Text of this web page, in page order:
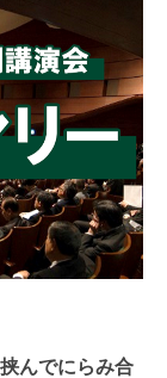
んでにらみ合